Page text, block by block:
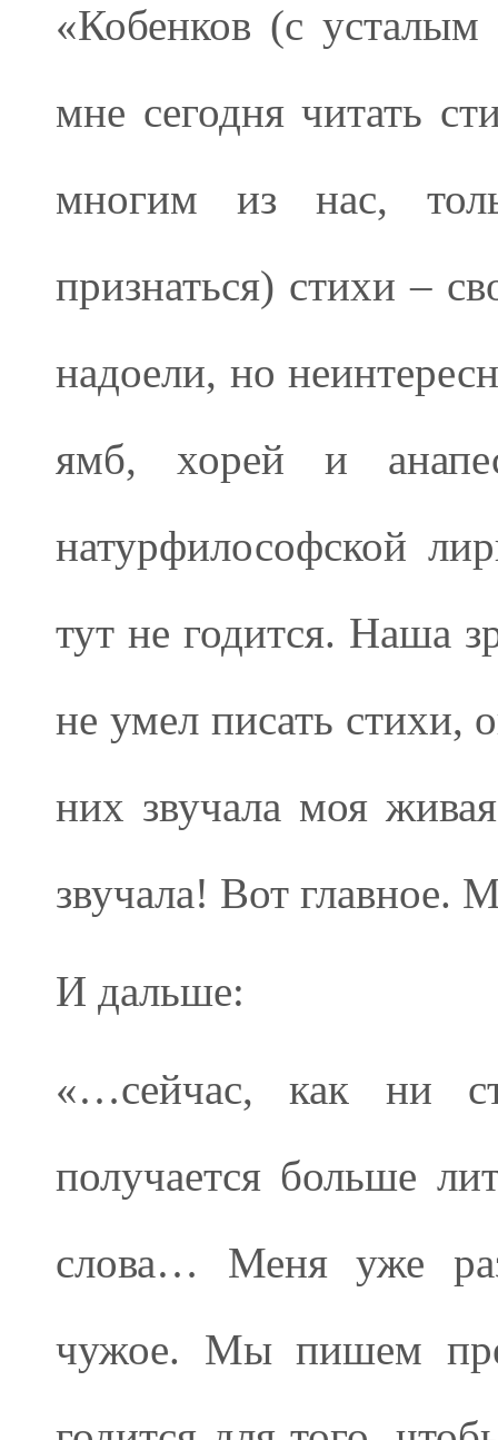
«Кобенков (с
мне сегодня читать
многим из нас,
признаться) стихи –
надоели, но
ямб, хорей и
натурфилософской
тут не годится. Наша
не умел писать
них звучала моя
звучала! Вот главное.
И дальше:
«…сейчас, как ни
получается больше
слова… Меня уже
чужое. Мы пишем